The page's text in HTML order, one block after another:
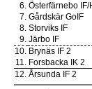
6. Österfärnebo
7. Gårdskär GoIF
8. Storviks IF
9. Järbo IF
10. Brynäs IF 2
11. Forsbacka IK 2
12. Årsunda IF 2